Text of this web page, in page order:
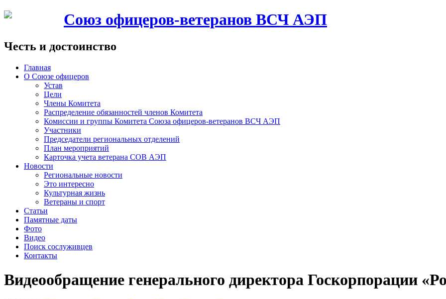
Союз офицеров-ветеранов ВСЧ АЭП
Честь и достоинство
Главная
О Союзе офицеров
Устав
Цели
Члены Комитета
Распределение обязанностей членов Комитета
Комиссии и группы Комитета Союза офицеров-ветеранов ВСЧ АЭП
Участники
Председатели региональных отделений
План мероприятий
Карточка учета ветерана CОВ АЭП
Новости
Региональные новости
Это интересно
Культурная жизнь
Ветераны и спорт
Статьи
Памятные даты
Фото
Видео
Поиск сослуживцев
Контакты
Видеообращение генерального директора Госкорпорации